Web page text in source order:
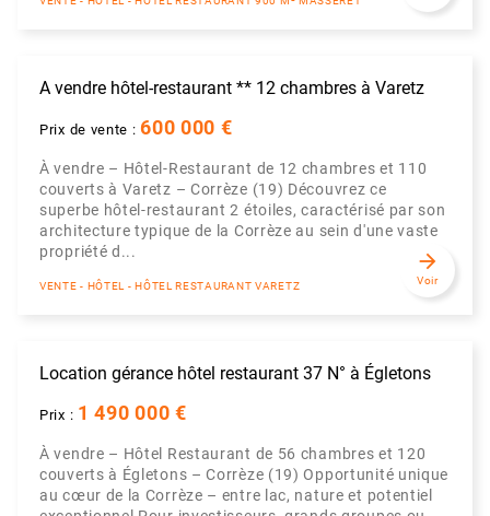
A vendre hôtel-restaurant ** 12 chambres à Varetz
Prix de vente :600 000 €
À vendre – Hôtel-Restaurant de 12 chambres et 110
couverts à Varetz – Corrèze (19) Découvrez ce
superbe hôtel-restaurant 2 étoiles, caractérisé par son
architecture typique de la Corrèze au sein d'une vaste
propriété d...
VENTE - HÔTEL - HÔTEL RESTAURANT VARETZ
arrow_forward
Voir
Location gérance hôtel restaurant 37 N° à Égletons
Prix : 1 490 000 €
À vendre – Hôtel Restaurant de 56 chambres et 120
couverts à Égletons – Corrèze (19) Opportunité unique
au cœur de la Corrèze – entre lac, nature et potentiel